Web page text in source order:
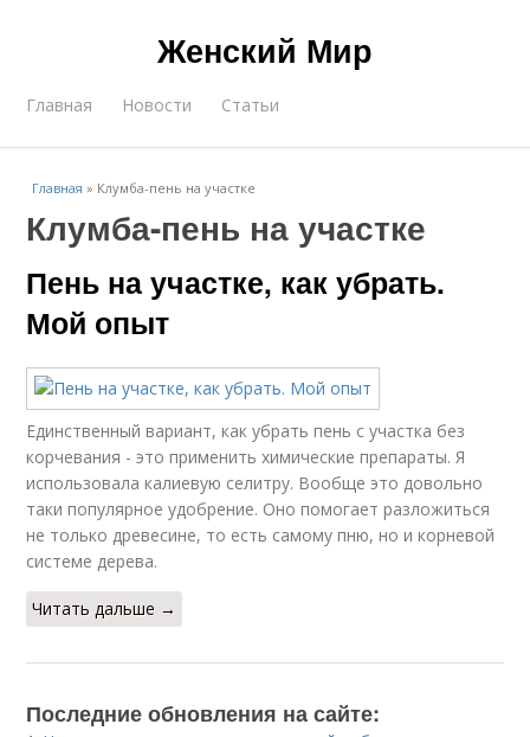
Женский Мир
Главная Новости Статьи
Главная » Клумба-пень на участке
Клумба-пень на участке
Пень на участке, как убрать.
Мой опыт
Единственный вариант, как убрать пень с участка без
корчевания - это применить химические препараты. Я
использовала калиевую селитру. Вообще это довольно
таки популярное удобрение. Оно помогает разложиться
не только древесине, то есть самому пню, но и корневой
системе дерева.
Читать дальше →
Последние обновления на сайте: